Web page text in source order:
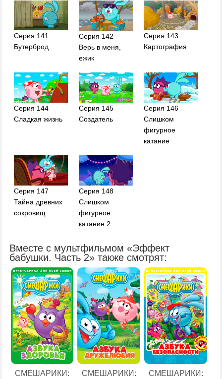
Серия 141
Бутерброд
Серия 142
Верь в меня,
ежик
Серия 143
Картография
Серия 144
Сладкая жизнь
Серия 145
Создатель
Серия 146
Слишком
фигурное
катание
Серия 147
Тайна древних
сокровищ
Серия 148
Слишком
фигурное
катание 2
Вместе с мультфильмом «Эффект
бабушки. Часть 2» также смотрят:
СМЕШАРИКИ:
СМЕШАРИКИ:
СМЕШАРИКИ: